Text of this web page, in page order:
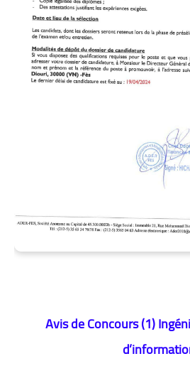
Avis de Concours (1)